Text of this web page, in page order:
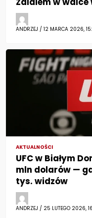
ANDRZEJ / 12 MARCA 2026,
AKTUALNOŚCI
UFC w Białym
mln dolarów —
tys. widzów
ANDRZEJ / 25 LUTEGO 2026,